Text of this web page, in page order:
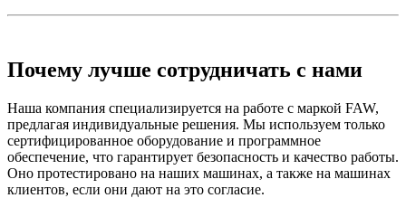
Почему лучше сотрудничать с нами
Наша компания специализируется на работе с маркой FAW,
предлагая индивидуальные решения. Мы используем только
сертифицированное оборудование и программное
обеспечение, что гарантирует безопасность и качество работы.
Оно протестировано на наших машинах, а также на машинах
клиентов, если они дают на это согласие.